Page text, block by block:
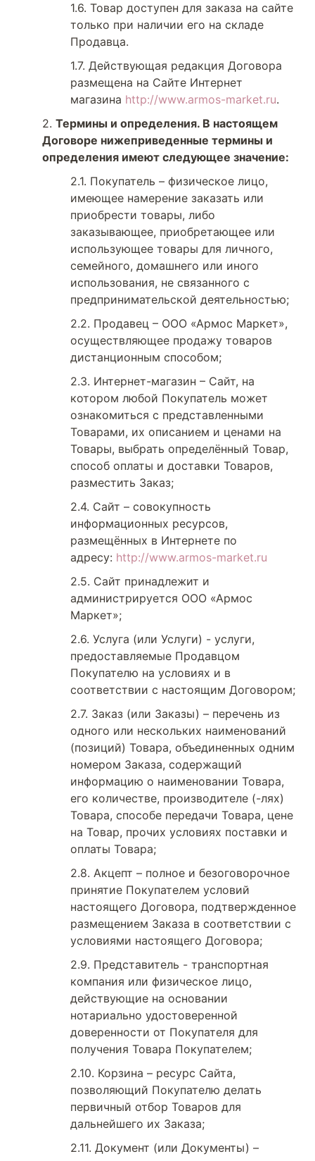
Товар доступен для заказа на сайте
только при наличии его на складе
Продавца.
Действующая редакция Договора
размещена на Сайте Интернет
магазина http://www.armos-market.ru.
Термины и определения. В настоящем
Договоре нижеприведенные термины и
определения имеют следующее значение:
Покупатель – физическое лицо,
имеющее намерение заказать или
приобрести товары, либо
заказывающее, приобретающее или
использующее товары для личного,
семейного, домашнего или иного
использования, не связанного с
предпринимательской деятельностью;
Продавец – ООО «Армос Маркет»,
осуществляющее продажу товаров
дистанционным способом;
Интернет-магазин – Сайт, на
котором любой Покупатель может
ознакомиться с представленными
Товарами, их описанием и ценами на
Товары, выбрать определённый Товар,
способ оплаты и доставки Товаров,
разместить Заказ;
Сайт – совокупность
информационных ресурсов,
размещённых в Интернете по
адресу: http://www.armos-market.ru
Сайт принадлежит и
администрируется ООО «Армос
Маркет»;
Услуга (или Услуги) - услуги,
предоставляемые Продавцом
Покупателю на условиях и в
соответствии с настоящим Договором;
Заказ (или Заказы) – перечень из
одного или нескольких наименований
(позиций) Товара, объединенных одним
номером Заказа, содержащий
информацию о наименовании Товара,
его количестве, производителе (-лях)
Товара, способе передачи Товара, цене
на Товар, прочих условиях поставки и
оплаты Товара;
Акцепт – полное и безоговорочное
принятие Покупателем условий
настоящего Договора, подтвержденное
размещением Заказа в соответствии с
условиями настоящего Договора;
Представитель - транспортная
компания или физическое лицо,
действующие на основании
нотариально удостоверенной
доверенности от Покупателя для
получения Товара Покупателем;
Корзина – ресурс Сайта,
позволяющий Покупателю делать
первичный отбор Товаров для
дальнейшего их Заказа;
Документ (или Документы) –